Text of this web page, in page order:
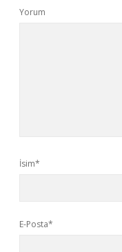
Yorum
İsim*
E-Posta*